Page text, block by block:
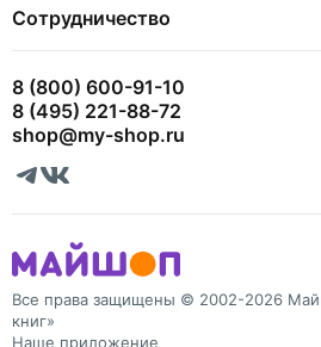
Сотрудничество
8 (800) 600-91-10
8 (495) 221-88-72
shop@my-shop.ru
Все права защищены © 2002-2026
книг»
Наше приложение